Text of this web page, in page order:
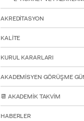
AKREDİTASYON
KALİTE
KURUL KARARLARI
AKADEMİSYEN GÖRÜŞME
📆 AKADEMİK TAKVİM
HABERLER